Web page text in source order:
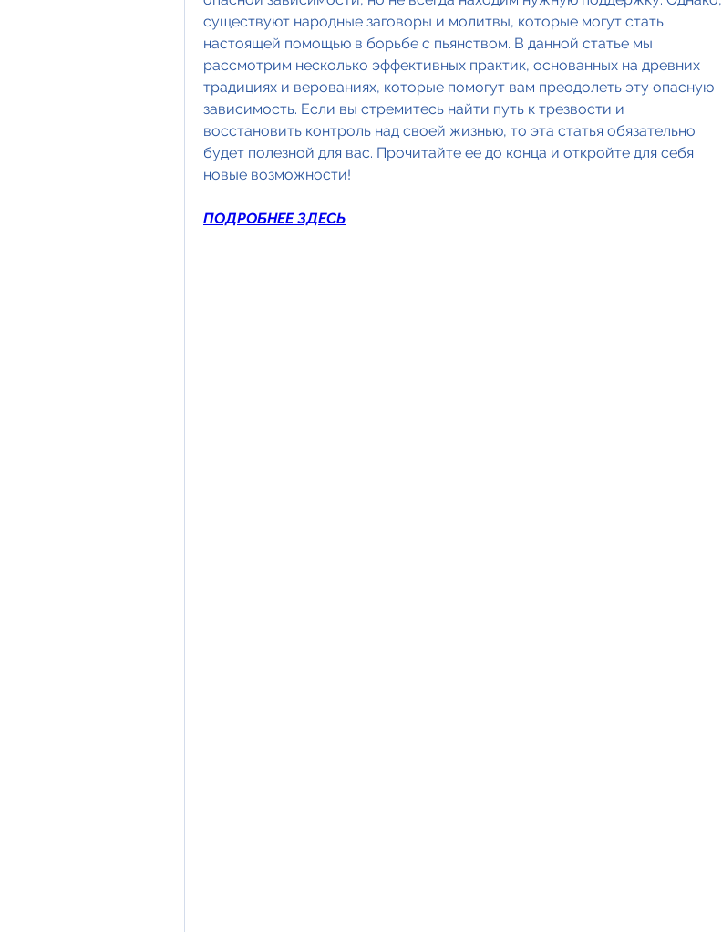
существуют народные заговоры и молитвы, которые могут стать
настоящей помощью в борьбе с пьянством. В данной статье мы
рассмотрим несколько эффективных практик, основанных на древних
традициях и верованиях, которые помогут вам преодолеть эту опасную
зависимость. Если вы стремитесь найти путь к трезвости и
восстановить контроль над своей жизнью, то эта статья обязательно
будет полезной для вас. Прочитайте ее до конца и откройте для себя
новые возможности!
ПОДРОБНЕЕ ЗДЕСЬ